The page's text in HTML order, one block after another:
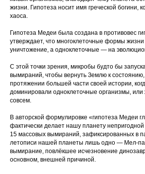
жизни. Гипотеза носит имя греческой богини,
хаоса.​
Гипотеза Медеи была создана в противовес
утверждает, что многоклеточные формы
уничтожение, а одноклеточные — на
С этой точки зрения, микробы будто бы
вымираний, чтобы вернуть Землю к
протяжении большей части своей истории,
доминировали одноклеточные организмы, или
совсем.
В авторской формулировке «гипотеза Медеи
фактически делает нашу планету
15 массовых вымираний, зафиксированных в
летописи нашей планеты лишь одно — Мел-
вымирание, повлёкшее исчезновение
основном, внешней причиной.​